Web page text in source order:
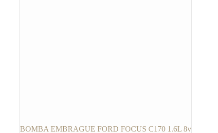
BOMBA EMBRAGUE FORD FOCUS C170 1.6L 8v